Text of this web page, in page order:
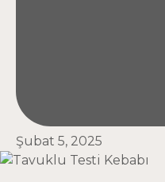
Şubat 5, 2025